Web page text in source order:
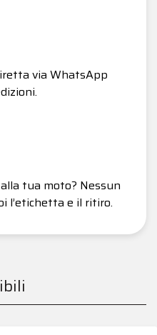
via WhatsApp
tua moto? Nessun
l’etichetta e il ritiro.